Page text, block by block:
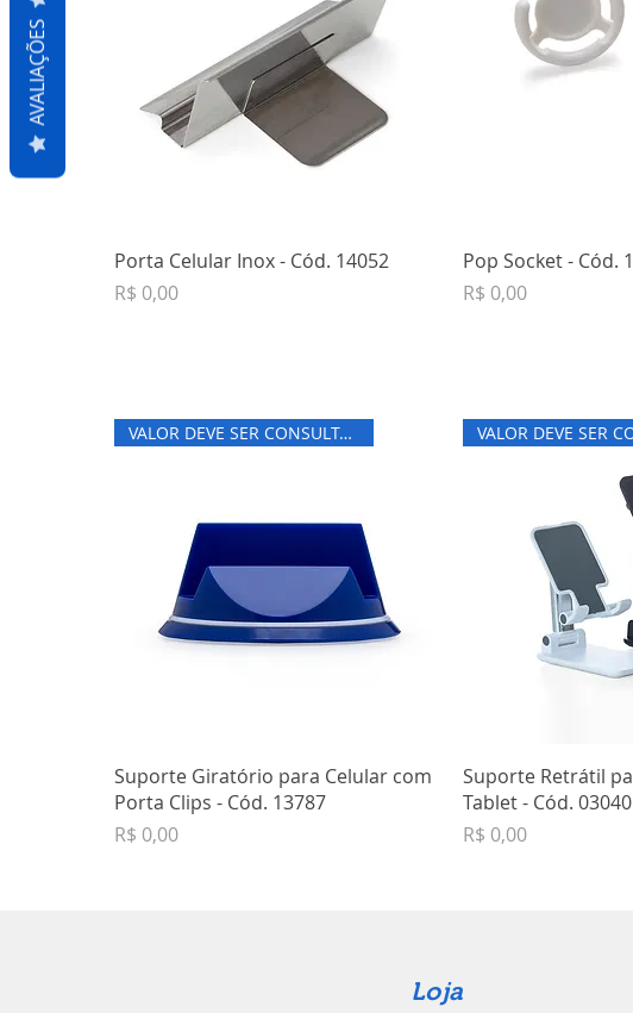
Porta Celular Inox - Cód. 14052
Preço
R$ 0,00
Pop Socket - Cód.
Preço
R$ 0,00
VALOR DEVE SER CONSULTADO
Suporte Giratório para Celular com
Porta Clips - Cód. 13787
Preço
R$ 0,00
Suporte Retrátil
Tablet - Cód. 03040
Preço
R$ 0,00
Loja
AVALIAÇÕES